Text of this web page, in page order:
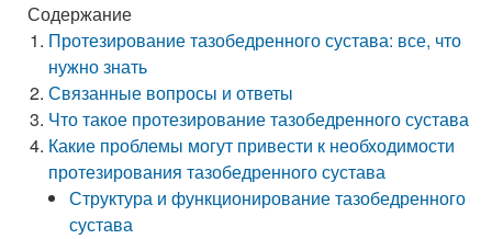
Содержание
Протезирование тазобедренного сустава: все, что
нужно знать
Связанные вопросы и ответы
Что такое протезирование тазобедренного сустава
Какие проблемы могут привести к необходимости
протезирования тазобедренного сустава
Структура и функционирование тазобедренного
сустава